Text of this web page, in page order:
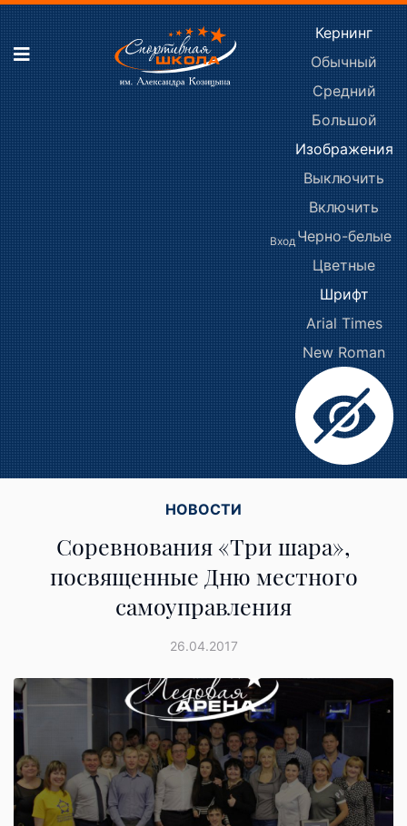
Кернинг
Обычный
Средний
Большой
Изображения
Выключить
Включить
Черно-белые
Цветные
Шрифт
Arial Times
New Roman
Вход
НОВОСТИ
Соревнования «Три шара»,
посвященные Дню местного
самоуправления
26.04.2017